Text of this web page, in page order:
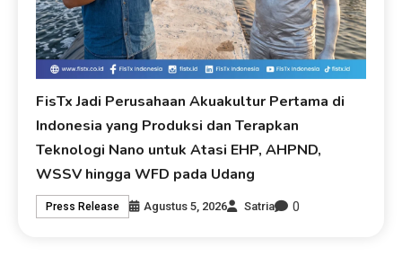
FisTx Jadi Perusahaan Akuakultur Pertama di
Indonesia yang Produksi dan Terapkan
Teknologi Nano untuk Atasi EHP, AHPND,
WSSV hingga WFD pada Udang
Press Release Agustus 5, 2026 Satria 0